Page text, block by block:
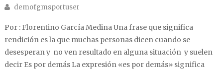
Author
demofgmsportuser
Por : Florentino García Medina Una frase que significa
rendición es la que muchas personas dicen cuando se
desesperan y no ven resultado en alguna situación y suelen
decir Es por demás La expresión «es por demás» significa